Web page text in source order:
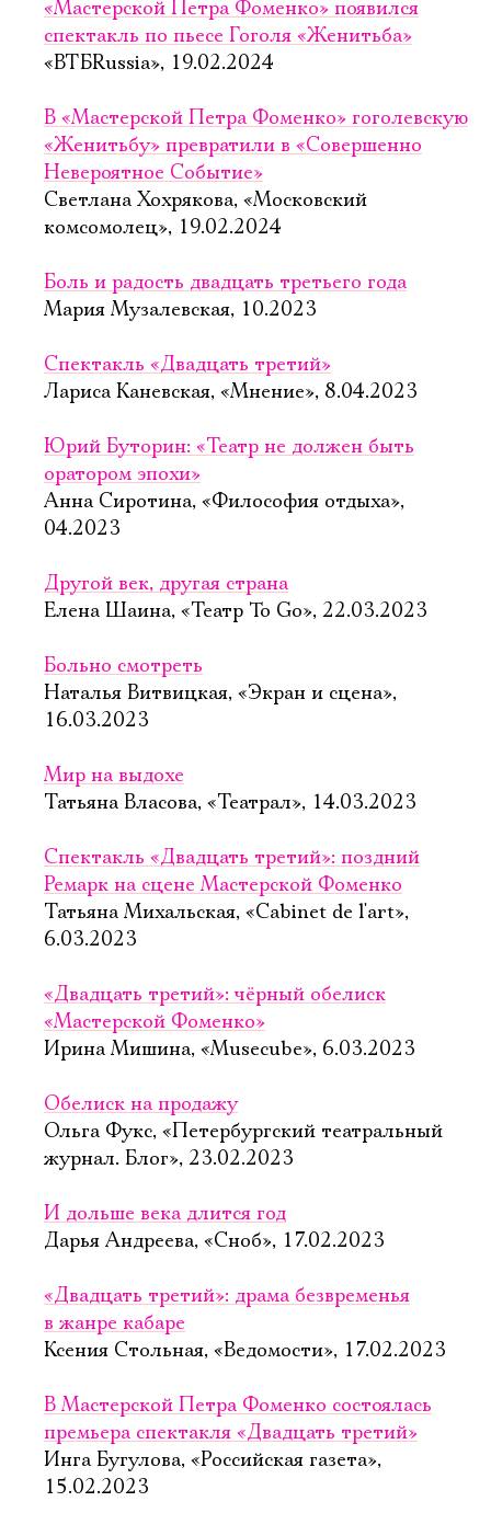
«Мастерской Петра Фоменко» появился
спектакль по пьесе Гоголя «Женитьба»
«ВТБRussia», 19.02.2024
В «Мастерской Петра Фоменко» гоголевскую
«Женитьбу» превратили в «Совершенно
Невероятное Событие»
Светлана Хохрякова, «Московский
комсомолец», 19.02.2024
Боль и радость двадцать третьего года
Мария Музалевская, 10.2023
Спектакль «Двадцать третий»
Лариса Каневская, «Мнение», 8.04.2023
Юрий Буторин: «Театр не должен быть
оратором эпохи»
Анна Сиротина, «Философия отдыха»,
04.2023
Другой век, другая страна
Елена Шаина, «Театр To Go», 22.03.2023
Больно смотреть
Наталья Витвицкая, «Экран и сцена»,
16.03.2023
Мир на выдохе
Татьяна Власова, «Театрал», 14.03.2023
Спектакль «Двадцать третий»: поздний
Ремарк на сцене Мастерской Фоменко
Татьяна Михальская, «Cabinet de l'art»,
6.03.2023
«Двадцать третий»: чёрный обелиск
«Мастерской Фоменко»
Ирина Мишина, «Musecube», 6.03.2023
Обелиск на продажу
Ольга Фукс, «Петербургский театральный
журнал. Блог», 23.02.2023
И дольше века длится год
Дарья Андреева, «Сноб», 17.02.2023
«Двадцать третий»: драма безвременья
в жанре кабаре
Ксения Стольная, «Ведомости», 17.02.2023
В Мастерской Петра Фоменко состоялась
премьера спектакля «Двадцать третий»
Инга Бугулова, «Российская газета»,
15.02.2023
Электропочта
Имя
Ознакомиться